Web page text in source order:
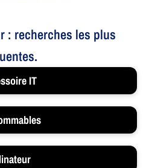
: recherches les plus
IT